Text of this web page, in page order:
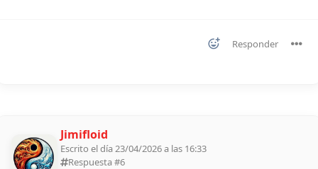
Responder
Jimifloid
Escrito el día 23/04/2026 a las 16:33
Respuesta #6